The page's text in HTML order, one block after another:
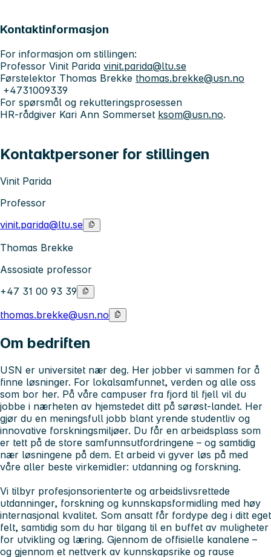
Kontaktinformasjon
For informasjon om stillingen:
Professor Vinit Parida vinit.parida@ltu.se
Førstelektor Thomas Brekke thomas.brekke@usn.no
+4731009339
For spørsmål og rekutteringsprosessen
HR-rådgiver Kari Ann Sommerset ksom@usn.no.
Kontaktpersoner for stillingen
Vinit Parida
Professor
vinit.parida@ltu.se
Thomas Brekke
Assosiate professor
+47 31 00 93 39
thomas.brekke@usn.no
Om bedriften
USN er universitet nær deg. Her jobber vi sammen for å
finne løsninger. For lokalsamfunnet, verden og alle oss
som bor her. På våre campuser fra fjord til fjell vil du
jobbe i nærheten av hjemstedet ditt på sørøst-landet. Her
gjør du en meningsfull jobb blant yrende studentliv og
innovative forskningsmiljøer. Du får en arbeidsplass som
er tett på de store samfunnsutfordringene – og samtidig
nær løsningene på dem. Et arbeid vi gyver løs på med
våre aller beste virkemidler: utdanning og forskning.
Vi tilbyr profesjonsorienterte og arbeidslivsrettede
utdanninger, forskning og kunnskapsformidling med høy
internasjonal kvalitet. Som ansatt får fordype deg i ditt eget
felt, samtidig som du har tilgang til en buffet av muligheter
for utvikling og læring. Gjennom de offisielle kanalene –
og gjennom et nettverk av kunnskapsrike og rause